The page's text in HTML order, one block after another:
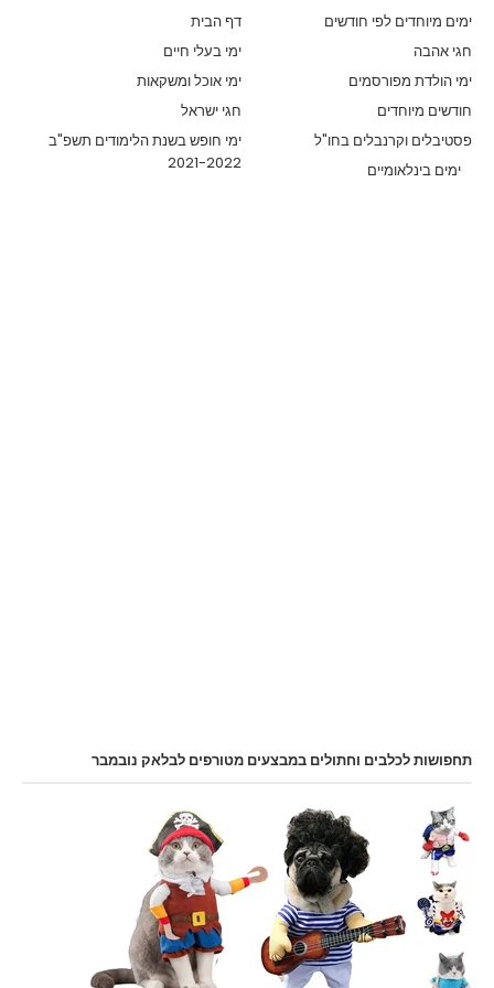
דף הבית
ימים מיוחדים לפי חודשים
ימי בעלי חיים
חגי אהבה
ימי אוכל ומשקאות
ימי הולדת מפורסמים
חגי ישראל
חודשים מיוחדים
ימי חופש בשנת הלימודים תשפ"ב
2021-2022
פסטיבלים וקרנבלים בחו"ל
ימים בינלאומיים
תחפושות לכלבים וחתולים במבצעים מטורפים לבלאק נובמבר